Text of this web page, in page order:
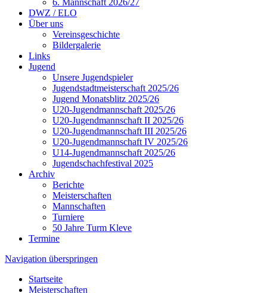
6. Mannschaft 2026/27
DWZ / ELO
Über uns
Vereinsgeschichte
Bildergalerie
Links
Jugend
Unsere Jugendspieler
Jugendstadtmeisterschaft 2025/26
Jugend Monatsblitz 2025/26
U20-Jugendmannschaft 2025/26
U20-Jugendmannschaft II 2025/26
U20-Jugendmannschaft III 2025/26
U20-Jugendmannschaft IV 2025/26
U14-Jugendmannschaft 2025/26
Jugendschachfestival 2025
Archiv
Berichte
Meisterschaften
Mannschaften
Turniere
50 Jahre Turm Kleve
Termine
Navigation überspringen
Startseite
Meisterschaften